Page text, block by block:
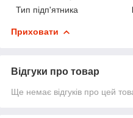
Тип підп'ятника
Приховати
Відгуки про товар
Ще немає відгуків про цей